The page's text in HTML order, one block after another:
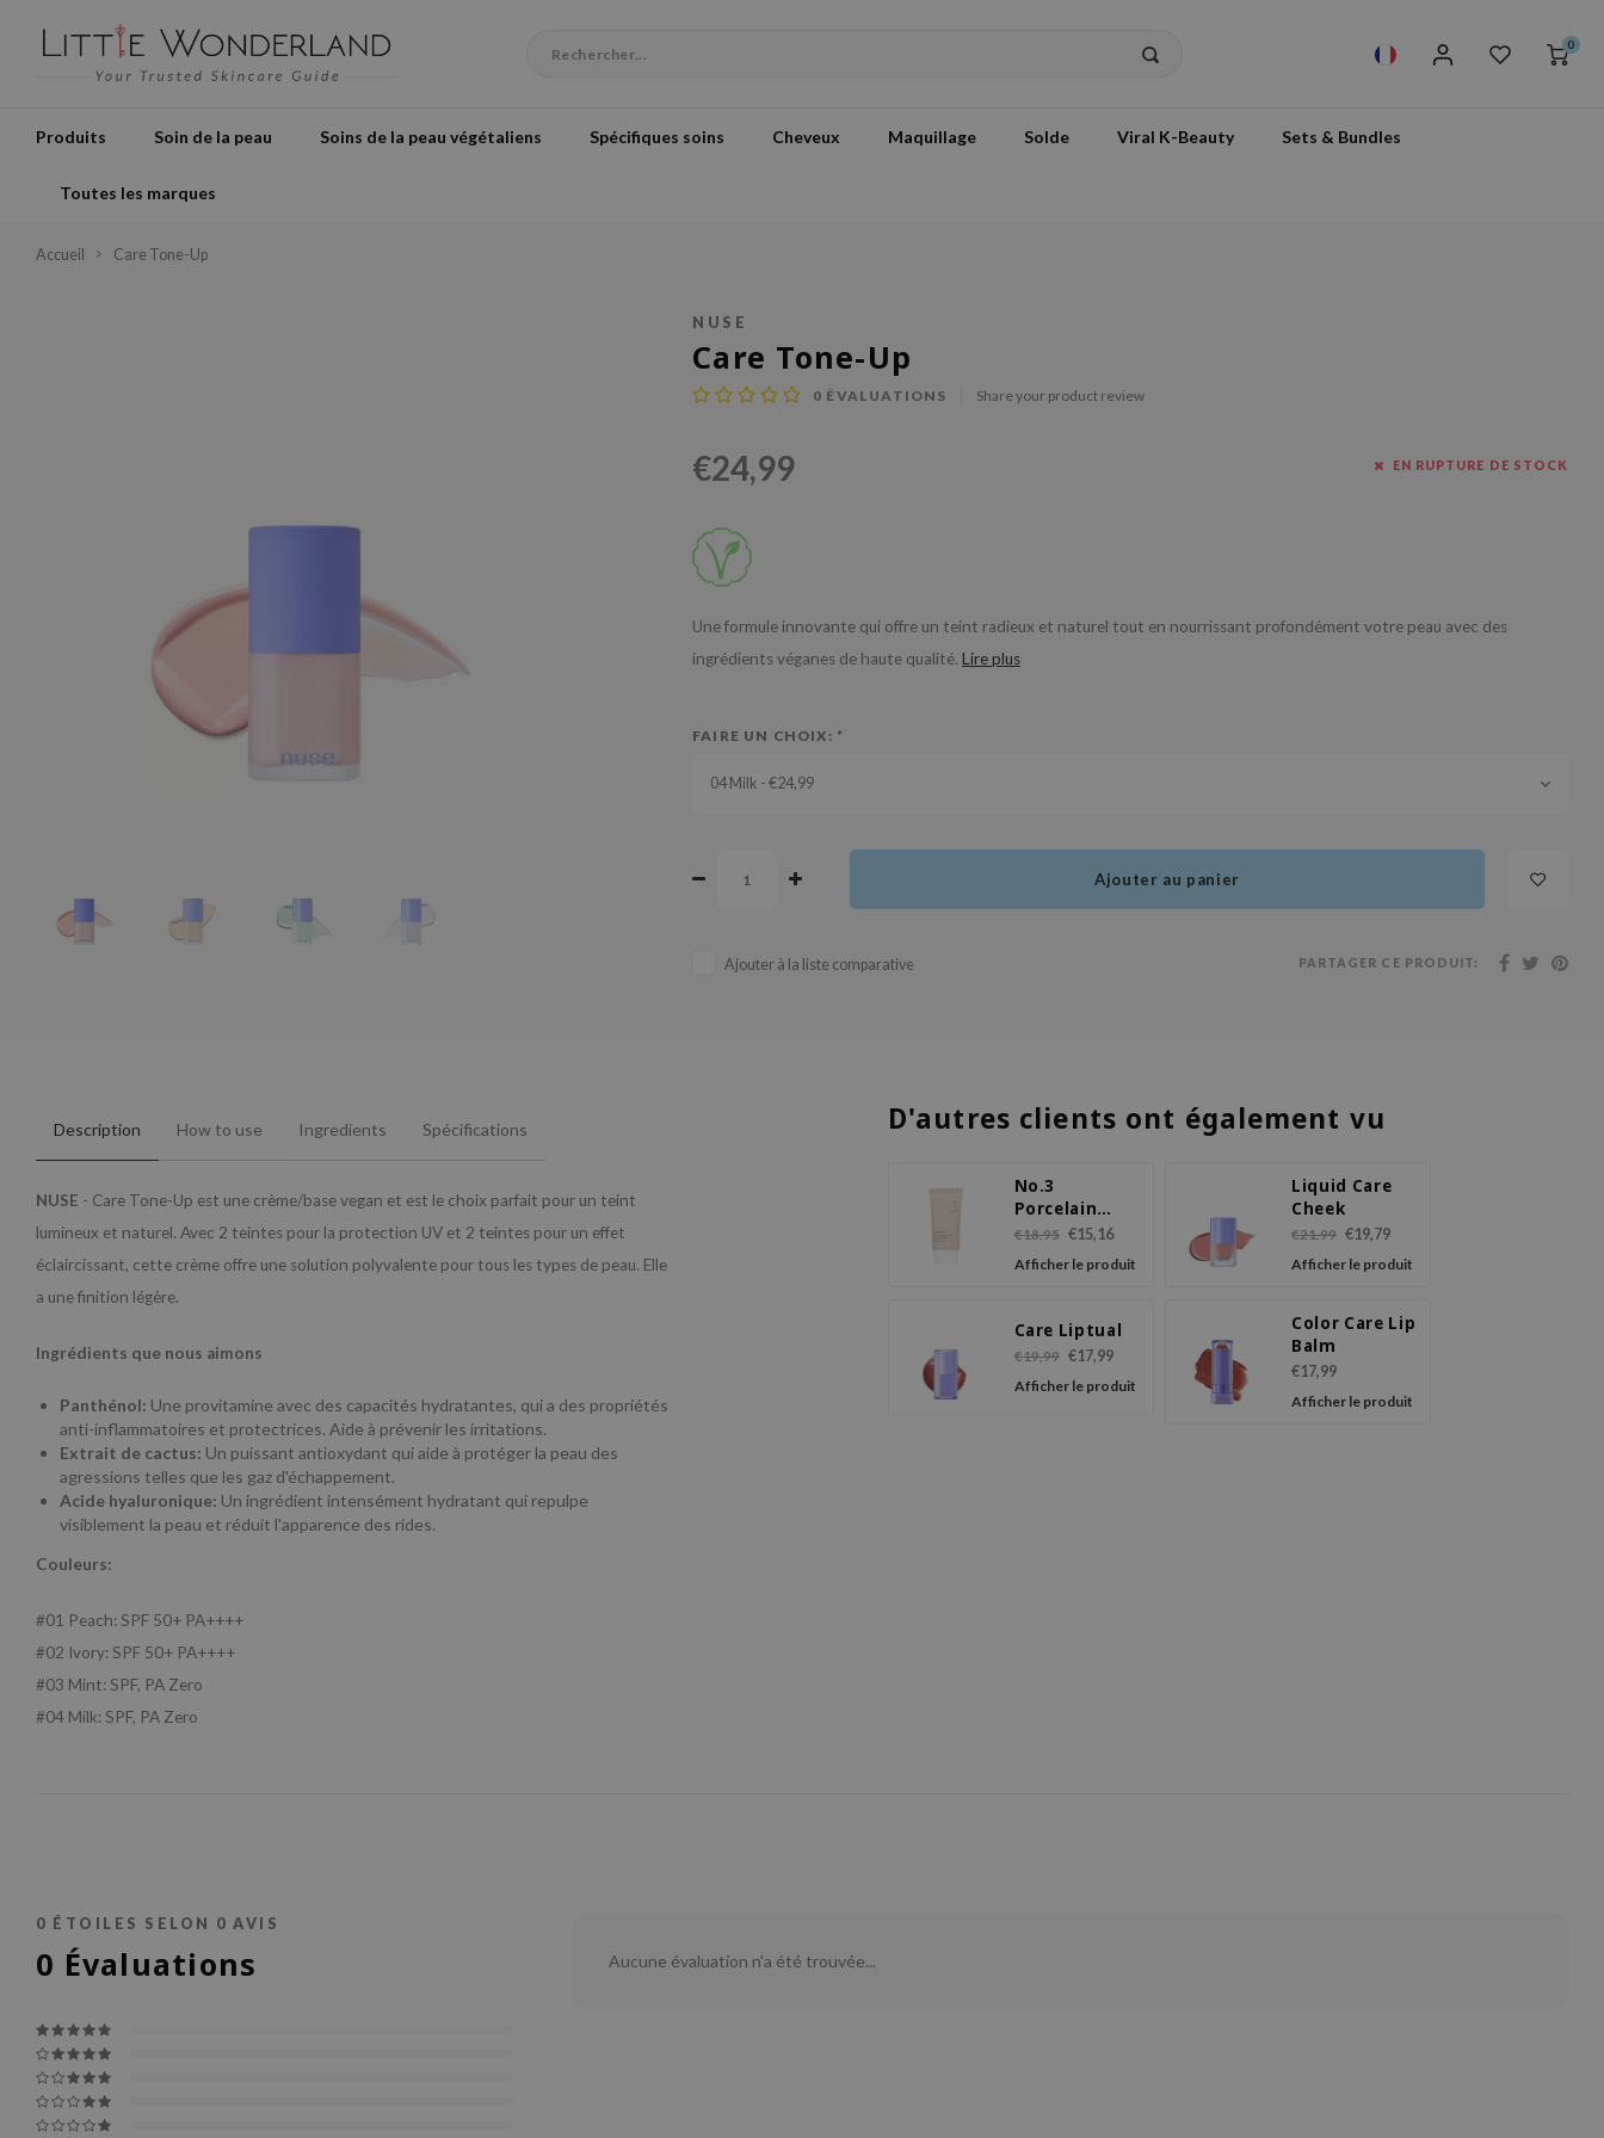
0
Produits Soin de la peau Soins de la peau végétaliens Spécifiques soins Cheveux Maquillage Solde Viral K-Beauty Sets & Bundles
Toutes les marques
Accueil Care Tone-Up
NUSE
Care Tone-Up
0 ÉVALUATIONS Share your product review
€24,99 EN RUPTURE DE STOCK
Une formule innovante qui offre un teint radieux et naturel tout en nourrissant profondément votre peau avec des
ingrédients véganes de haute qualité. Lire plus
FAIRE UN CHOIX: *
04 Milk - €24,99
Ajouter au panier
Ajouter à la liste comparative PARTAGER CE PRODUIT:
Description How to use Ingredients Spécifications
NUSE - Care Tone-Up est une crème/base vegan et est le choix parfait pour un teint
lumineux et naturel. Avec 2 teintes pour la protection UV et 2 teintes pour un effet
éclaircissant, cette crème offre une solution polyvalente pour tous les types de peau. Elle
a une finition légère.
Ingrédients que nous aimons
Panthénol: Une provitamine avec des capacités hydratantes, qui a des propriétés
anti-inflammatoires et protectrices. Aide à prévenir les irritations.
Extrait de cactus: Un puissant antioxydant qui aide à protéger la peau des
agressions telles que les gaz d'échappement.
Acide hyaluronique: Un ingrédient intensément hydratant qui repulpe
visiblement la peau et réduit l'apparence des rides.
Couleurs:
#01 Peach: SPF 50+ PA++++
#02 Ivory: SPF 50+ PA++++
#03 Mint: SPF, PA Zero
#04 Milk: SPF, PA Zero
D'autres clients ont également vu
No.3
Porcelain
Base-skip
Tone Up Beige
SPF 50+
€18,95 €15,16
Afficher le produit
Liquid Care
Cheek
€21,99 €19,79
Afficher le produit
Care Liptual
€19,99 €17,99
Afficher le produit
Color Care Lip
Balm
€17,99
Afficher le produit
0 ÉTOILES SELON 0 AVIS
0 Évaluations Aucune évaluation n'a été trouvée...